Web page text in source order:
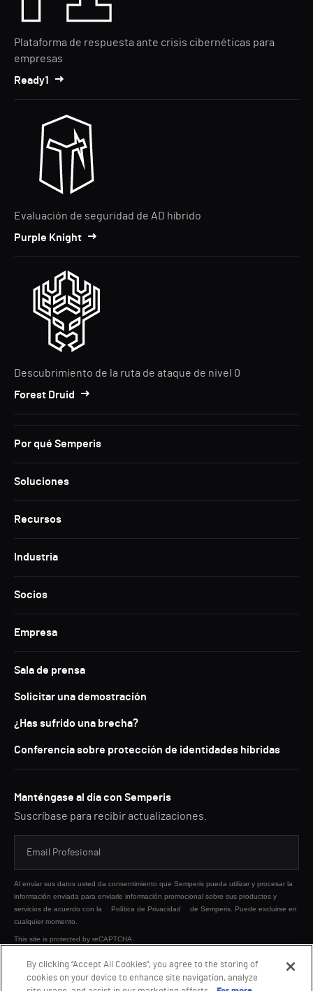
Plataforma de respuesta ante crisis cibernéticas para
empresas
Ready1
Evaluación de seguridad de AD híbrido
Purple Knight
Descubrimiento de la ruta de ataque de nivel 0
Forest Druid
Por qué Semperis
Soluciones
Recursos
Industria
Socios
Empresa
Sala de prensa
Solicitar una demostración
¿Has sufrido una brecha?
Conferencia sobre protección de identidades híbridas
Manténgase al día con Semperis
Suscríbase para recibir actualizaciones.
Al enviar sus datos usted da consentimiento que Semperis pueda utilizar y procesar la
información enviada para enviarle información promocional sobre sus productos y
servicios de acuerdo con la
Política de Privacidad
de Semperis. Puede excluirse en
cualquier momento.
This site is protected by reCAPTCHA.
ENVIAR
By clicking “Accept All Cookies”, you agree to the storing of
cookies on your device to enhance site navigation, analyze